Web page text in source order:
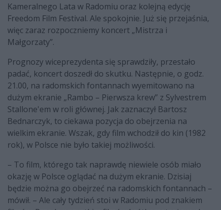
Kameralnego Lata w Radomiu oraz kolejną edycję
Freedom Film Festival. Ale spokojnie. Już się przejaśnia,
więc zaraz rozpoczniemy koncert „Mistrza i
Małgorzaty”.
Prognozy wiceprezydenta się sprawdziły, przestało
padać, koncert doszedł do skutku. Następnie, o godz.
21.00, na radomskich fontannach wyemitowano na
dużym ekranie „Rambo – Pierwsza krew” z Sylvestrem
Stallone'em w roli głównej. Jak zaznaczył Bartosz
Bednarczyk, to ciekawa pozycja do obejrzenia na
wielkim ekranie. Wszak, gdy film wchodził do kin (1982
rok), w Polsce nie było takiej możliwości.
– To film, którego tak naprawdę niewiele osób miało
okazję w Polsce oglądać na dużym ekranie. Dzisiaj
będzie można go obejrzeć na radomskich fontannach –
mówił. – Ale cały tydzień stoi w Radomiu pod znakiem